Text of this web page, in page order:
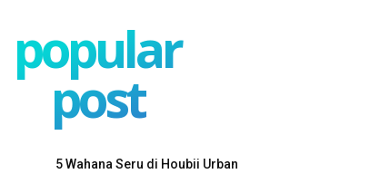
popular
post
5 Wahana Seru di Houbii Urban